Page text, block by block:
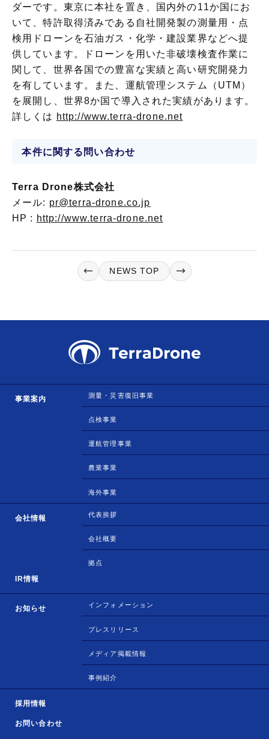
ダーです。東京に本社を置き、国内外の11か国にお
いて、特許取得済みである自社開発製の測量用・点
検用ドローンを石油ガス・化学・建設業界などへ提
供しています。ドローンを用いた非破壊検査作業に
関して、世界各国での豊富な実績と高い研究開発力
を有しています。また、運航管理システム（UTM）
を展開し、世界8か国で導入された実績があります。
詳しくは http://www.terra-drone.net
本件に関する問い合わせ
Terra Drone株式会社
メール: pr@terra-drone.co.jp
HP : http://www.terra-drone.net
NEWS TOP
事業案内 測量・災害復旧事業
点検事業
運航管理事業
農業事業
海外事業
会社情報 代表挨拶
会社概要
拠点
IR情報
お知らせ インフォメーション
プレスリリース
メディア掲載情報
事例紹介
採用情報
お問い合わせ